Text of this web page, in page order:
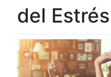
del Estrés